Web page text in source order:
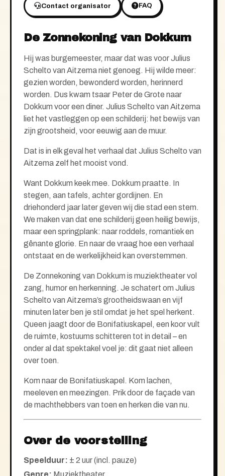
Contact organisator FAQ
De Zonnekoning van Dokkum
Hij was burgemeester, maar dat was voor Julius
Schelto van Aitzema niet genoeg. Hij wilde meer:
gezien worden, bewonderd worden, herinnerd
worden. Dus kwam tsaar Peter de Grote naar
Dokkum voor een diner. Julius Schelto van Aitzema
liet het vastleggen op een schilderij: het bewijs van
zijn grootsheid, voor eeuwig aan de muur.
Dat is in elk geval het verhaal dat Julius Schelto van
Aitzema zelf het mooist vond.
Want Dokkum keek mee. Dokkum praatte. In
stegen, aan tafels, achter gordijnen. En
driehonderd jaar later geven wij die stad een stem.
We maken van dat ene schilderij geen heilig bewijs,
maar een springplank: naar roddels, romantiek en
gênante glorie. En naar de vraag hoe een verhaal
ontstaat en de werkelijkheid kan overstemmen.
De Zonnekoning van Dokkum is muziektheater vol
zang, humor en herkenning. Je schatert om Julius
Schelto van Aitzema’s grootheidswaan en vijf
minuten later ben je stil omdat je het spel herkent.
Queen jaagt door de Bonifatiuskapel, een koor vult
de ruimte, kostuums schitteren tot in detail – en
onder al dat spektakel voel je: dit gaat niet alleen
over toen.
Kom naar de Bonifatiuskapel. Kom lachen,
meeleven en meezingen. Prik door de façade van
de machthebbers van toen en herken die van nu.
Over de voorstelling
Speelduur: ± 2 uur (incl. pauze)
Genre: Muziektheater